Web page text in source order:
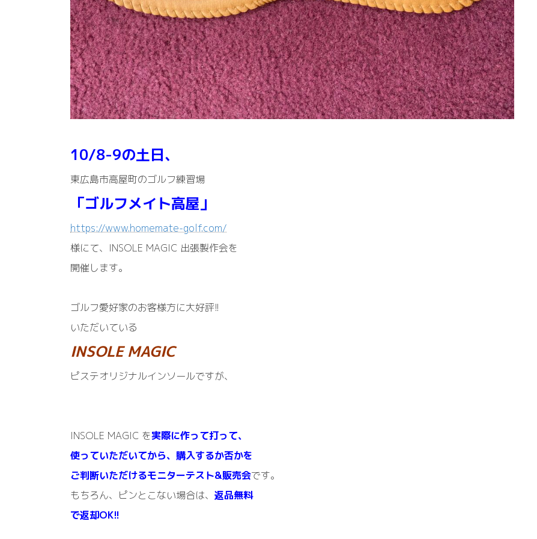
10/8-9の土日、
東広島市高屋町のゴルフ練習場
「ゴルフメイト高屋」
https://www.homemate-golf.com/
様にて、INSOLE MAGIC 出張製作会を
開催します。
ゴルフ愛好家のお客様方に大好評!!
いただいている
INSOLE MAGIC
ピステオリジナルインソールですが、
INSOLE MAGIC を実際に作って打って、
使っていただいてから、購入するか否かを
ご判断いただけるモニターテスト&販売会です。
もちろん、ピンとこない場合は、 返品無料
で返却OK!!